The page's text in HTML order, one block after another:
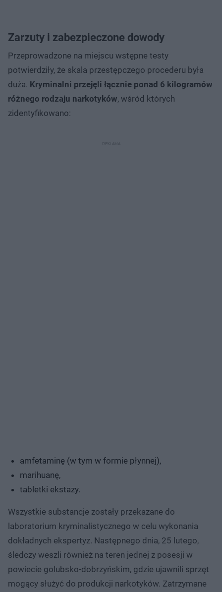
Zarzuty i zabezpieczone dowody
Przeprowadzone na miejscu wstępne testy
potwierdziły, że skala przestępczego procederu była
duża. Kryminalni przejęli łącznie ponad 6 kilogramów
różnego rodzaju narkotyków, wśród których
zidentyfikowano:
amfetaminę (w tym w formie płynnej),
marihuanę,
tabletki ekstazy.
Wszystkie substancje zostały przekazane do
laboratorium kryminalistycznego w celu wykonania
dokładnych ekspertyz. Następnego dnia, 25 lutego,
śledczy weszli również na teren jednej z posesji w
powiecie golubsko-dobrzyńskim, gdzie ujawnili sprzęt
mogący służyć do produkcji narkotyków. Zatrzymane